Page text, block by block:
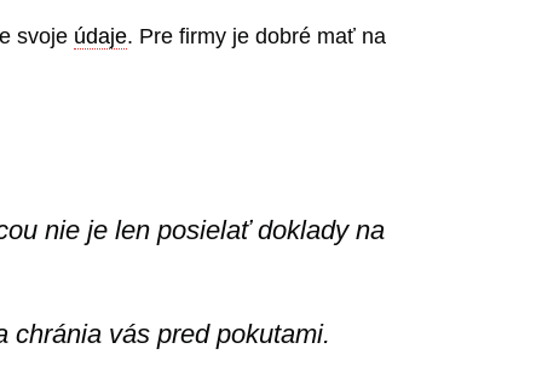
svoje údaje. Pre firmy je dobré mať na
nie je len posielať doklady na
chránia vás pred pokutami.